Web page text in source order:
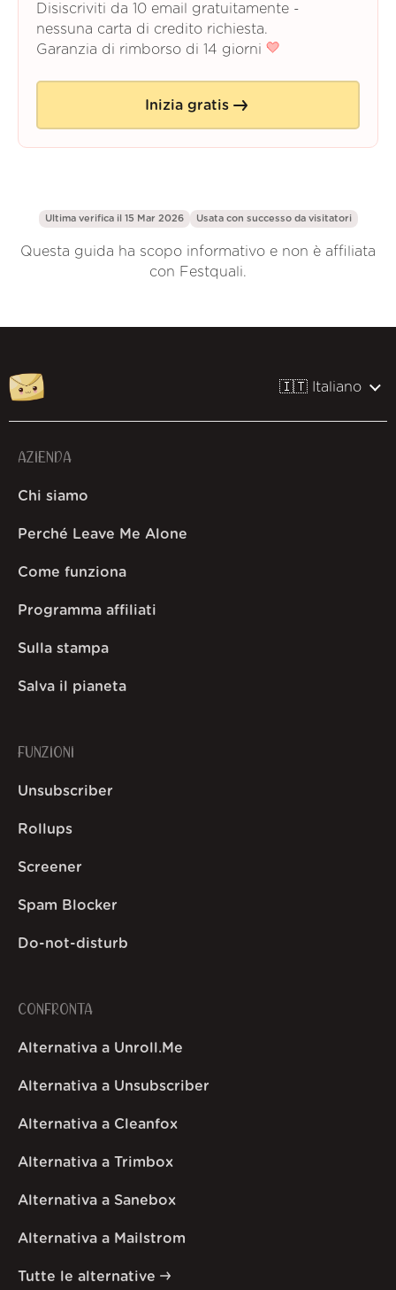
Disiscriviti da 10 email gratuitamente -
nessuna carta di credito richiesta.
Garanzia di rimborso di 14 giorni
Inizia gratis
Ultima verifica il 15 Mar 2026 Usata con successo da visitatori
Questa guida ha scopo informativo e non è affiliata
con Festquali.
🇮🇹 Italiano
AZIENDA
Chi siamo
Perché Leave Me Alone
Come funziona
Programma affiliati
Sulla stampa
Salva il pianeta
FUNZIONI
Unsubscriber
Rollups
Screener
Spam Blocker
Do-not-disturb
CONFRONTA
Alternativa a Unroll.Me
Alternativa a Unsubscriber
Alternativa a Cleanfox
Alternativa a Trimbox
Alternativa a Sanebox
Alternativa a Mailstrom
Tutte le alternative